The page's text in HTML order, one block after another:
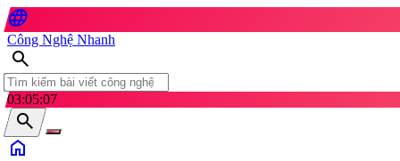
language
Công Nghệ Nhanh
search
03:05:09
search
home